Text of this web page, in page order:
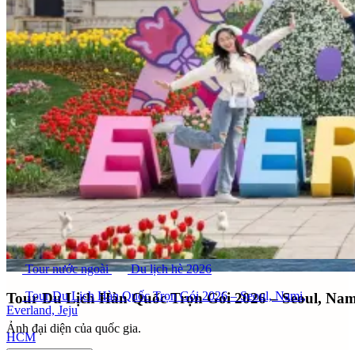
Tour Du Lịch Hàn Quốc Trọn Gói 2026 – Seoul,
Ảnh đại diện của quốc gia.
Tour nước ngoài
Du lịch hè 2026
Tour Du Lịch Hàn Quốc Trọn Gói 2026 – Seoul, Nami,
Everland, Jeju
HCM